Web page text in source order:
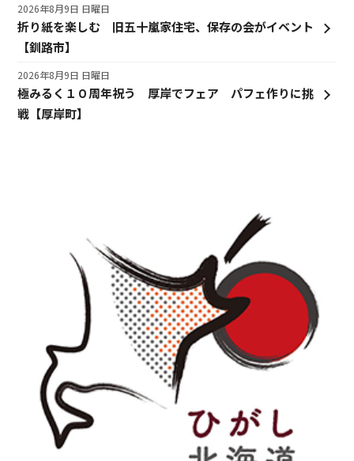
折り紙を楽しむ 旧五十嵐家住宅、保存の会がイベント
【釧路市】
2026年8月9日 日曜日
極みるく１０周年祝う 厚岸でフェア パフェ作りに挑
戦【厚岸町】
2026年8月9日 日曜日